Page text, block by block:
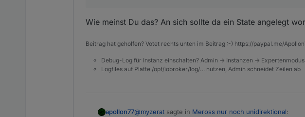
Wie meinst Du das? An sich sollte da ein State angelegt
Beitrag hat geholfen? Votet rechts unten im Beitrag :-) https://paypal.me/
Debug-Log für Instanz einschalten? Admin -> Instanzen ->
Logfiles auf Platte /opt/iobroker/log/… nutzen, Admin schneidet Zeilen ab
apollon77@myzerat sagte in Meross nur noch unidirektional: